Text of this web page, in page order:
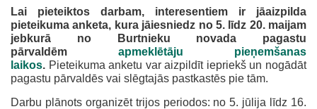
Lai pieteiktos darbam, interesentiem ir jāaizpilda
pieteikuma anketa, kura jāiesniedz no 5. līdz 20. maijam
jebkurā no Burtnieku novada pagastu
pārvaldēm apmeklētāju pieņemšanas
laikos. Pieteikuma anketu var aizpildīt iepriekš un nogādāt
pagastu pārvaldēs vai slēgtajās pastkastēs pie tām.
Darbu plānots organizēt trijos periodos: no 5. jūlija līdz 16.